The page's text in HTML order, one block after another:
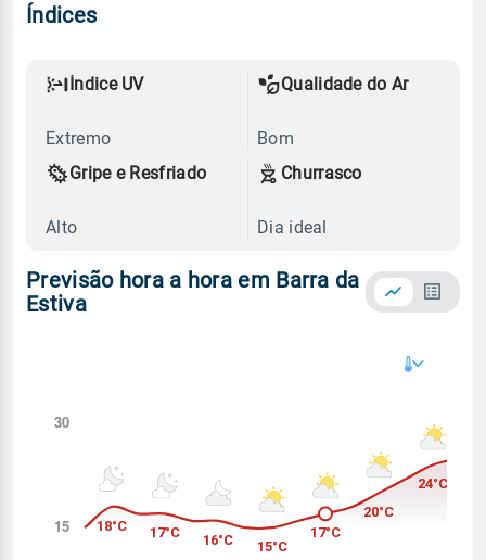
Índices
Índice UV
Extremo
Qualidade do Ar
Bom
Gripe e Resfriado
Alto
Churrasco
Dia ideal
Previsão hora a hora em Barra da
Estiva